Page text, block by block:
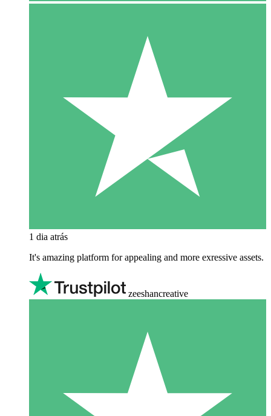
1 dia atrás
It's amazing platform for appealing and more exressive assets.
zeeshancreative